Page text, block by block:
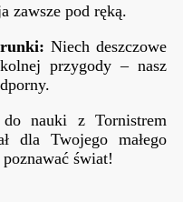
zawsze pod ręką.
Niech deszczowe
przygody – nasz
do nauki z Tornistrem
dla Twojego małego
świat!